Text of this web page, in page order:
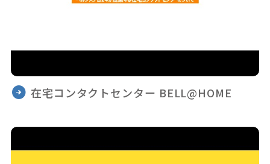
在宅コンタクトセンター BELL@HOME